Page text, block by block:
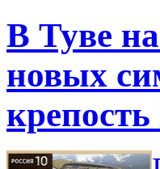
В Туве
новых